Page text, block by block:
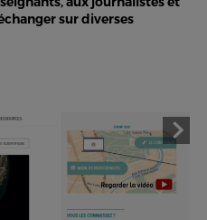
sur diverses